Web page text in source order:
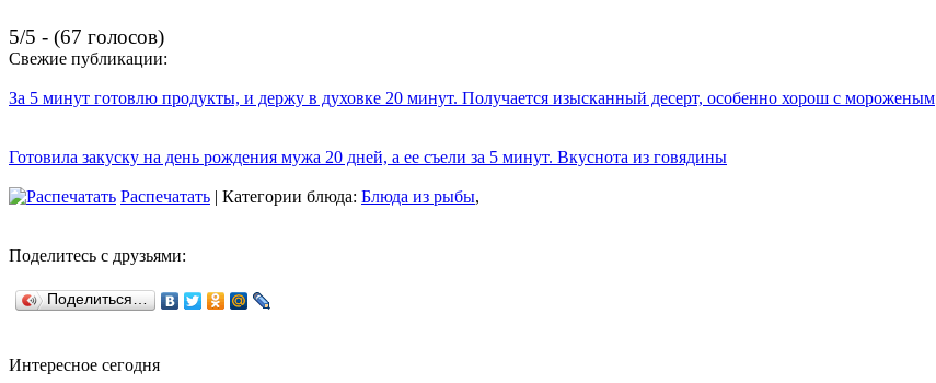
5/5 - (67 голосов)
Свежие публикации:
За 5 минут готовлю продукты, и держу в духовке 20 минут. Получается изысканный десерт, особенно хорош с мороженым
Готовила закуску на день рождения мужа 20 дней, а ее съели за 5 минут. Вкуснота из говядины
Распечатать | Категории блюда: Блюда из рыбы,
Поделитесь с друзьями:
Поделиться…
Интересное сегодня